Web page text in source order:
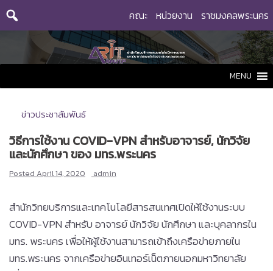
Skip
คณะ หน่วยงาน ราชมงคลพระนคร
MENU
ข่าวประชาสัมพันธ์
วิธีการใช้งาน COVID-VPN สำหรับอาจารย์, นักวิจัย
และนักศึกษา ของ มทร.พระนคร
Posted April 14, 2020 admin
สำนักวิทยบริการและเทคโนโลยีสารสนเทศเปิดให้ใช้งานระบบ
COVID-VPN สำหรับ อาจารย์ นักวิจัย นักศึกษา และบุคลากรใน
มทร. พระนคร เพื่อให้ผู้ใช้งานสามารถเข้าถึงเครือข่ายภายใน
มทร.พระนคร จากเครือข่ายอินเทอร์เน็ตภายนอกมหาวิทยาลัย